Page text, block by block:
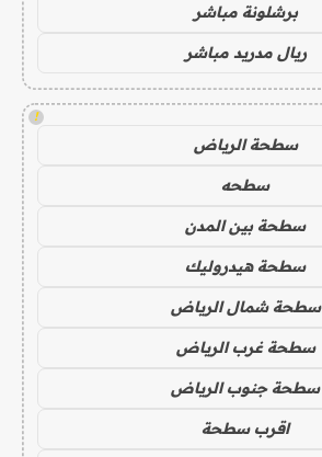
برشلونة مباشر
ريال مدريد مباشر
!
سطحة الرياض
سطحه
سطحة بين المدن
سطحة هيدروليك
سطحة شمال الرياض
سطحة غرب الرياض
سطحة جنوب الرياض
اقرب سطحة